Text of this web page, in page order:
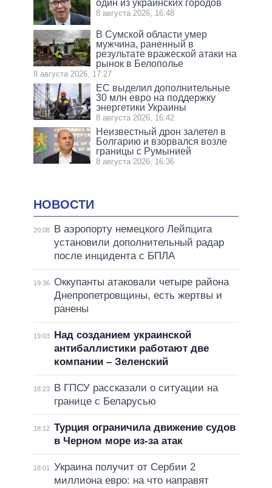
один из украинских городов
8 августа 2026, 16:48
В Сумской области умер
мужчина, раненный в
результате вражеской атаки на
рынок в Белополье
8 августа 2026, 17:27
ЕС выделил дополнительные
30 млн евро на поддержку
энергетики Украины
8 августа 2026, 16:42
Неизвестный дрон залетел в
Болгарию и взорвался возле
границы с Румынией
8 августа 2026, 16:36
НОВОСТИ
20:08
В аэропорту немецкого Лейпцига
установили дополнительный радар
после инцидента с БПЛА
19:36 Оккупанты атаковали четыре района
Днепропетровщины, есть жертвы и
ранены
19:03
Над созданием украинской
антибаллистики работают две
компании – Зеленский
18:23
В ГПСУ рассказали о ситуации на
границе с Беларусью
18:12 Турция ограничила движение судов
в Черном море из-за атак
18:01
Украина получит от Сербии 2
миллиона евро: на что направят